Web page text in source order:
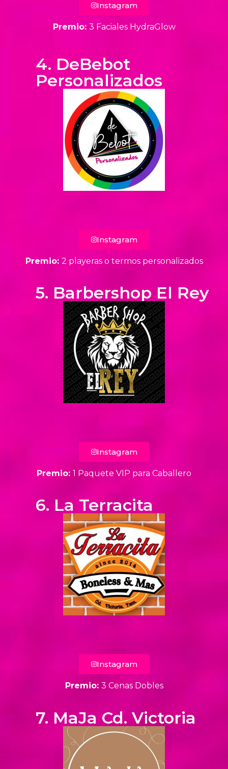
Instagram
Premio: 3 Faciales HydraGlow
4. DeBebot
Personalizados
Instagram
Premio: 2 playeras o termos personalizados
5. Barbershop El Rey
Instagram
Premio: 1 Paquete VIP para Caballero
6. La Terracita
Instagram
Premio: 3 Cenas Dobles
7. MaJa Cd. Victoria